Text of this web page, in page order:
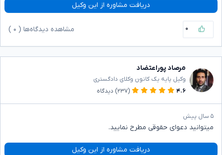
دریافت مشاوره از این وکیل
۰ مشاهده دیدگاه‌ها ( ۰
مرصاد پوراعتضاد
وکیل پایه یک کانون وکلای دادگستری
۴.۶
(۲۳۷) دیدگاه
۵ سال پیش
میتوانید دعوای حقوقی مطرح نمایید.
دریافت مشاوره از این وکیل